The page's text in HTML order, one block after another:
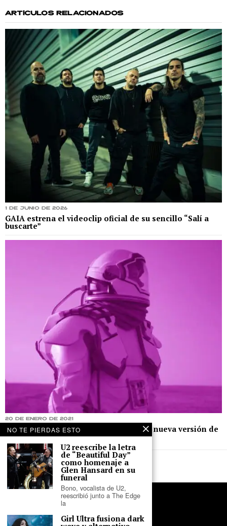
ARTÍCULOS RELACIONADOS
1 de junio de 2026
GAIA estrena el videoclip oficial de su sencillo “Salí a
buscarte”
20 de enero de 2021
GAIA disminuye las revoluciones en la nueva versión de
«Contacto»
NO TE PIERDAS ESTO
U2 reescribe la letra
de “Beautiful Day”
como homenaje a
Glen Hansard en su
funeral
Bono, vocalista de U2,
reescribió junto a The Edge
la
Girl Ultra fusiona dark